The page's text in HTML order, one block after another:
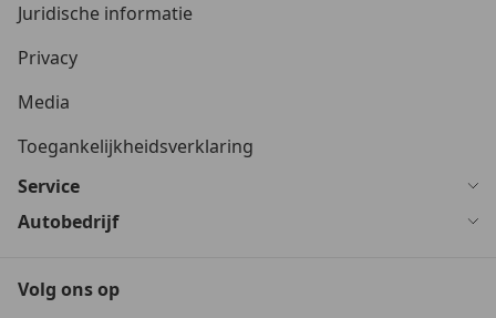
Juridische informatie
Privacy
Media
Toegankelijkheidsverklaring
Service
Autobedrijf
Volg ons op